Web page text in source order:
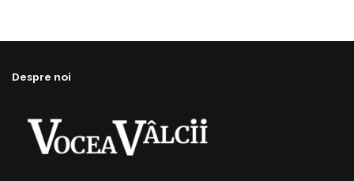
Despre noi